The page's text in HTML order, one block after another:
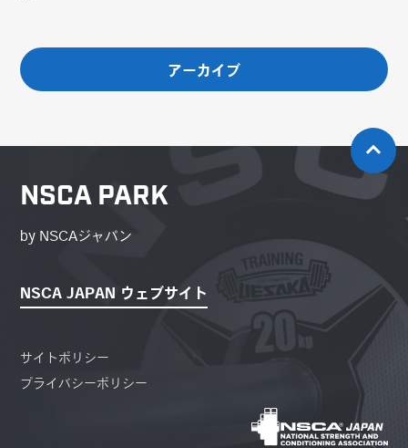
アーカイブ
NSCA PARK
by NSCAジャパン
NSCA JAPAN ウェブサイト
サイトポリシー
プライバシーポリシー